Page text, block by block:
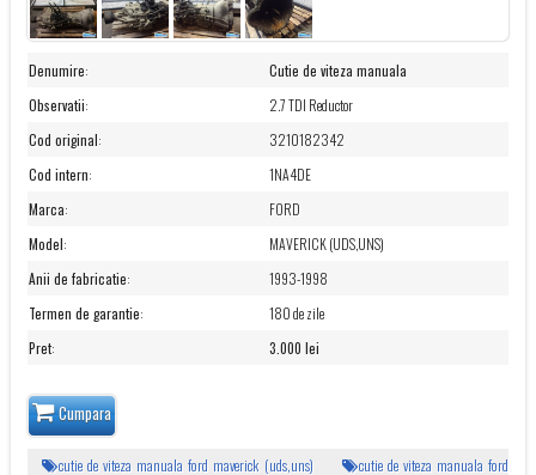
Denumire:
Cutie de viteza manuala
Observatii:
2.7 TDI Reductor
Cod original:
3210182342
Cod intern:
1NA4DE
Marca:
FORD
Model:
MAVERICK (UDS,UNS)
Anii de fabricatie:
1993-1998
Termen de garantie:
180 de zile
Pret: 3.000 lei
Cumpara
cutie de viteza manuala ford maverick (uds,uns)
cutie de viteza manuala ford